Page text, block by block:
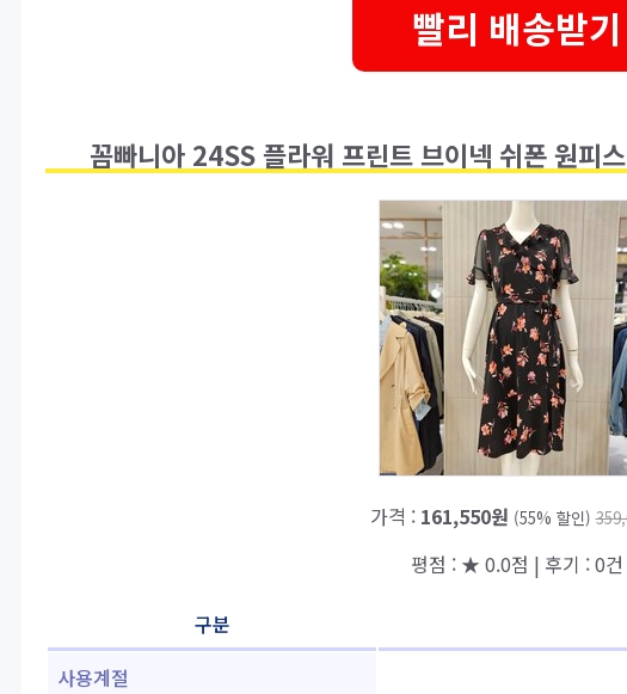
빨리 배송받기
꼼빠니아 24SS 플라워 프린트 브이넥 쉬폰 원피
가격 : 161,550원 (55% 할인)
평점 : ★ 0.0점 | 후기 : 0건
구분
사용계절